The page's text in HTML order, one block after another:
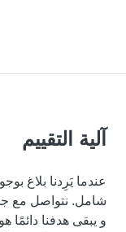
آلية التقييم
عندما يَرِدنا بلاغ
شامل. نتواصل مع
و يبقى هدفنا